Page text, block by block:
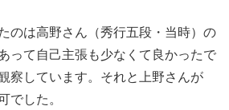
は高野さん（秀行五段・当時）の
って自己主張も少なくて良かったで
察しています。それと上野さんが
でした。